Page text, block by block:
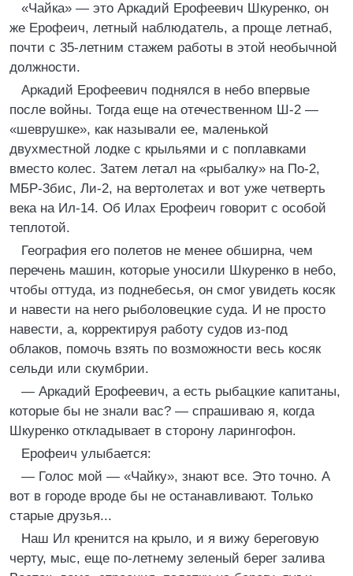
«Чайка» — это Аркадий Ерофеевич Шкуренко, он
же Ерофеич, летный наблюдатель, а проще летнаб,
почти с 35-летним стажем работы в этой необычной
должности.
Аркадий Ерофеевич поднялся в небо впервые
после войны. Тогда еще на отечественном Ш-2 —
«шеврушке», как называли ее, маленькой
двухместной лодке с крыльями и с поплавками
вместо колес. Затем летал на «рыбалку» на По-2,
МБР-3бис, Ли-2, на вертолетах и вот уже четверть
века на Ил-14. Об Илах Ерофеич говорит с особой
теплотой.
География его полетов не менее обширна, чем
перечень машин, которые уносили Шкуренко в небо,
чтобы оттуда, из поднебесья, он смог увидеть косяк
и навести на него рыболовецкие суда. И не просто
навести, а, корректируя работу судов из-под
облаков, помочь взять по возможности весь косяк
сельди или скумбрии.
— Аркадий Ерофеевич, а есть рыбацкие капитаны,
которые бы не знали вас? — спрашиваю я, когда
Шкуренко откладывает в сторону ларингофон.
Ерофеич улыбается:
— Голос мой — «Чайку», знают все. Это точно. А
вот в городе вроде бы не останавливают. Только
старые друзья...
Наш Ил кренится на крыло, и я вижу береговую
черту, мыс, еще по-летнему зеленый берег залива